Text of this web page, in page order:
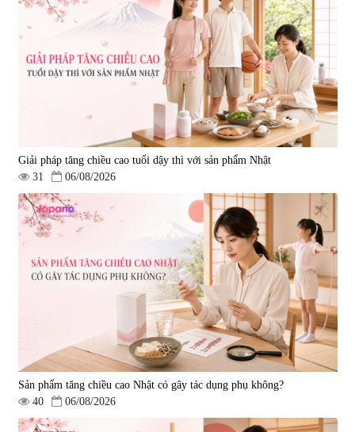
sinh lý nam Fujina Monster Shot
150 viên
880.000 đ
sức khỏe Yangmiwa NMN 60
viên
42.588
5.500.000 đ
Viên uống phòng ngừa đột quỵ,
tai biến Nattokinase Nano
Premium 120 viên
2.290.000 đ
Giải pháp tăng chiều cao tuổi dậy thì với sản phẩm Nhật
31
06/08/2026
Sản phẩm tăng chiều cao Nhật có gây tác dụng phụ không?
40
06/08/2026